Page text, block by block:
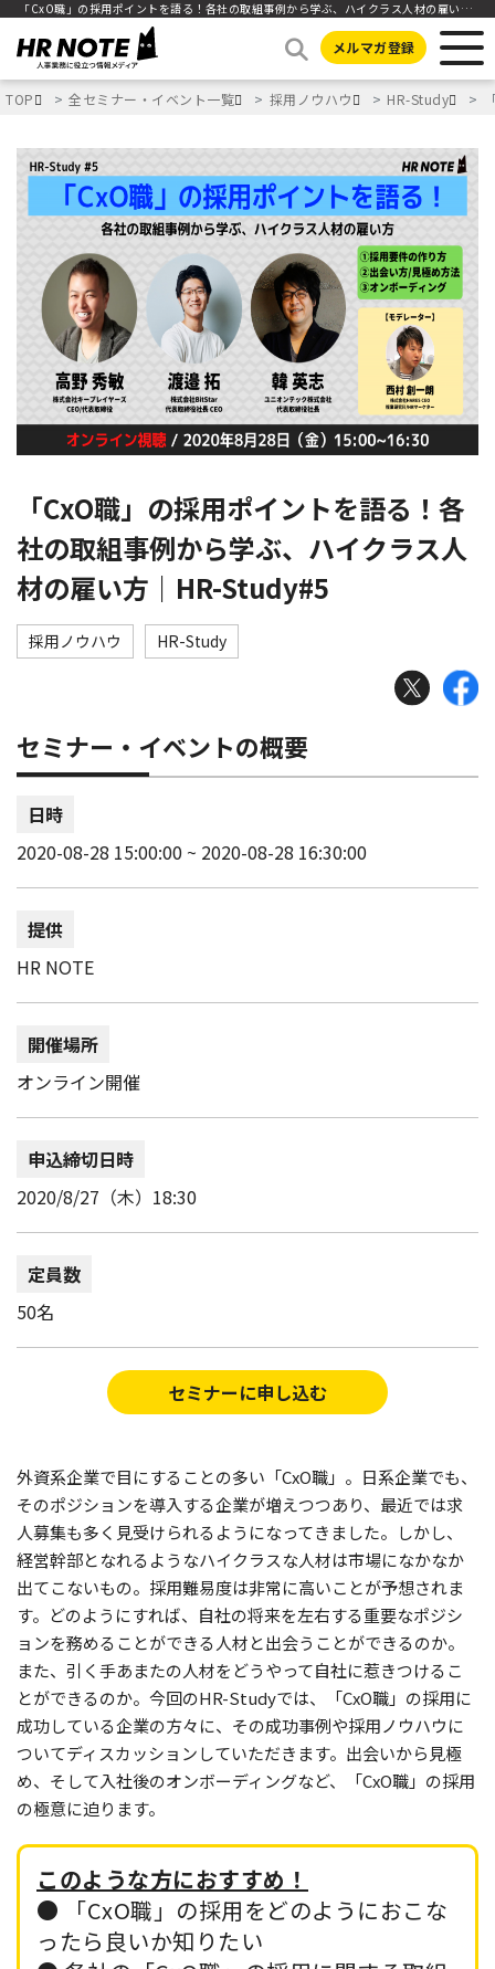
「CxO職」の採用ポイントを語る！各社の取組事例から学ぶ、ハイクラス人材の雇い方｜HR-Study#5
メルマガ登録
TOP 全セミナー・イベント一覧 採用ノウハウ HR-Study
「CxO職」の採用ポイントを語る！各
社の取組事例から学ぶ、ハイクラス人
材の雇い方｜HR-Study#5
採用ノウハウ HR-Study
セミナー・イベントの概要
日時
2020-08-28 15:00:00 ~ 2020-08-28 16:30:00
提供
HR NOTE
開催場所
オンライン開催
申込締切日時
2020/8/27（木）18:30
定員数
50名
セミナーに申し込む
外資系企業で目にすることの多い「CxO職」。日系企業でも、
そのポジションを導入する企業が増えつつあり、最近では求
人募集も多く見受けられるようになってきました。しかし、
経営幹部となれるようなハイクラスな人材は市場になかなか
出てこないもの。採用難易度は非常に高いことが予想されま
す。どのようにすれば、自社の将来を左右する重要なポジシ
ョンを務めることができる人材と出会うことができるのか。
また、引く手あまたの人材をどうやって自社に惹きつけるこ
とができるのか。今回のHR-Studyでは、「CxO職」の採用に
成功している企業の方々に、その成功事例や採用ノウハウに
ついてディスカッションしていただきます。出会いから見極
め、そして入社後のオンボーディングなど、「CxO職」の採用
の極意に迫ります。
このような方におすすめ！
● 「CxO職」の採用をどのようにおこな
ったら良いか知りたい